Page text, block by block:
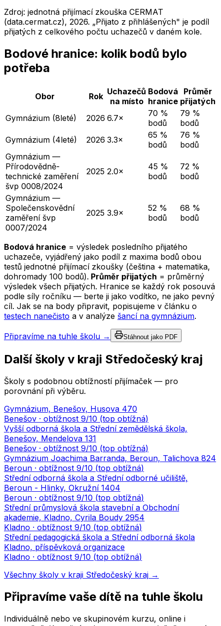
Zdroj: jednotná přijímací zkouška CERMAT
(data.cermat.cz), 2026. „Přijato z přihlášených" je podíl
přijatých z celkového počtu uchazečů v daném kole.
Bodové hranice: kolik bodů bylo
potřeba
Obor Rok Uchazečů
na místo
Bodová
hranice
Průměr
přijatých
Gymnázium (8leté)
2026 6.7×
70 %
bodů
79 %
bodů
Gymnázium (4leté)
2026 3.3×
65 %
bodů
76 %
bodů
Gymnázium —
Přírodovědně-
technické zaměření
švp 0008/2024
2025 2.0×
45 %
bodů
72 %
bodů
Gymnázium —
Společenskovědní
zaměření švp
0007/2024
2025 3.9×
52 %
bodů
68 %
bodů
Bodová hranice = výsledek posledního přijatého
uchazeče, vyjádřený jako podíl z maxima bodů obou
testů jednotné přijímací zkoušky (čeština + matematika,
dohromady 100 bodů). Průměr přijatých = průměrný
výsledek všech přijatých. Hranice se každý rok posouvá
podle síly ročníku — berte ji jako vodítko, ne jako pevný
cíl. Jak se na body připravit, popisujeme v článku o
testech nanečisto a v analýze šancí na gymnázium.
Připravíme na tuhle školu → Stáhnout jako PDF
Další školy v kraji Středočeský kraj
Školy s podobnou obtížností přijímaček — pro
porovnání při výběru.
Gymnázium, Benešov, Husova 470
Benešov · obtížnost 9/10 (top obtížná)
Vyšší odborná škola a Střední zemědělská škola,
Benešov, Mendelova 131
Benešov · obtížnost 9/10 (top obtížná)
Gymnázium Joachima Barranda, Beroun, Talichova 824
Beroun · obtížnost 9/10 (top obtížná)
Střední odborná škola a Střední odborné učiliště,
Beroun - Hlinky, Okružní 1404
Beroun · obtížnost 9/10 (top obtížná)
Střední průmyslová škola stavební a Obchodní
akademie, Kladno, Cyrila Boudy 2954
Kladno · obtížnost 9/10 (top obtížná)
Střední pedagogická škola a Střední odborná škola
Kladno, příspěvková organizace
Kladno · obtížnost 9/10 (top obtížná)
Všechny školy v kraji Středočeský kraj →
Připravíme vaše dítě na tuhle školu
Individuálně nebo ve skupinovém kurzu, online i